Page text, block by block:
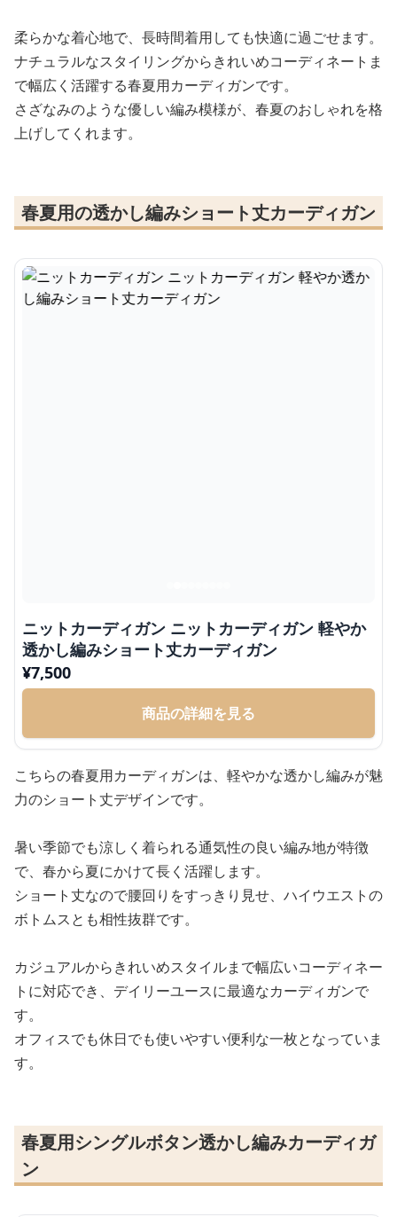
柔らかな着心地で、長時間着用しても快適に過ごせます。
ナチュラルなスタイリングからきれいめコーディネートま
で幅広く活躍する春夏用カーディガンです。
さざなみのような優しい編み模様が、春夏のおしゃれを格
上げしてくれます。
春夏用の透かし編みショート丈カーディガン
ニットカーディガン ニットカーディガン 軽やか
透かし編みショート丈カーディガン
¥7,500
商品の詳細を見る
こちらの春夏用カーディガンは、軽やかな透かし編みが魅
力のショート丈デザインです。
暑い季節でも涼しく着られる通気性の良い編み地が特徴
で、春から夏にかけて長く活躍します。
ショート丈なので腰回りをすっきり見せ、ハイウエストの
ボトムスとも相性抜群です。
カジュアルからきれいめスタイルまで幅広いコーディネー
トに対応でき、デイリーユースに最適なカーディガンで
す。
オフィスでも休日でも使いやすい便利な一枚となっていま
す。
春夏用シングルボタン透かし編みカーディガ
ン